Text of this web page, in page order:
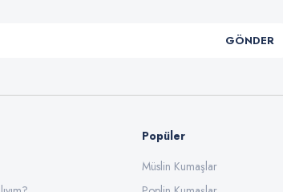
GÖNDER
Popüler
Müslin Kumaşlar